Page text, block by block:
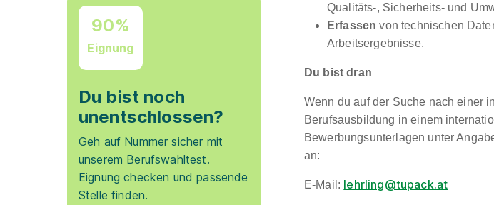
90%
Eignung
Du bist noch
unentschlossen?
Geh auf Nummer sicher mit
unserem Berufswahltest.
Eignung checken und passende
Stelle finden.
Qualitäts-, Sicherheits- und
Erfassen von technischen
Arbeitsergebnisse.
Du bist dran
Wenn du auf der Suche nach einer
Berufsausbildung in einem
Bewerbungsunterlagen unter
an:
E-Mail: lehrling@tupack.at